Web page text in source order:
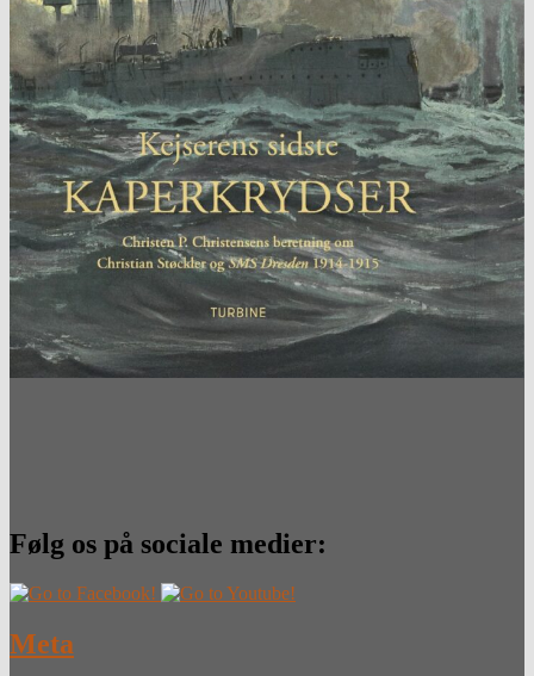
Følg os på sociale medier:
Meta